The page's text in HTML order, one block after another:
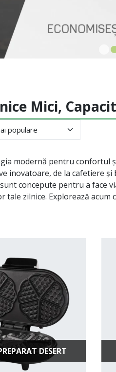
Mici,
modernă pentru confortul
inovatoare, de la cafetiere
concepute pentru a face
tale zilnice. Explorează
DESERT